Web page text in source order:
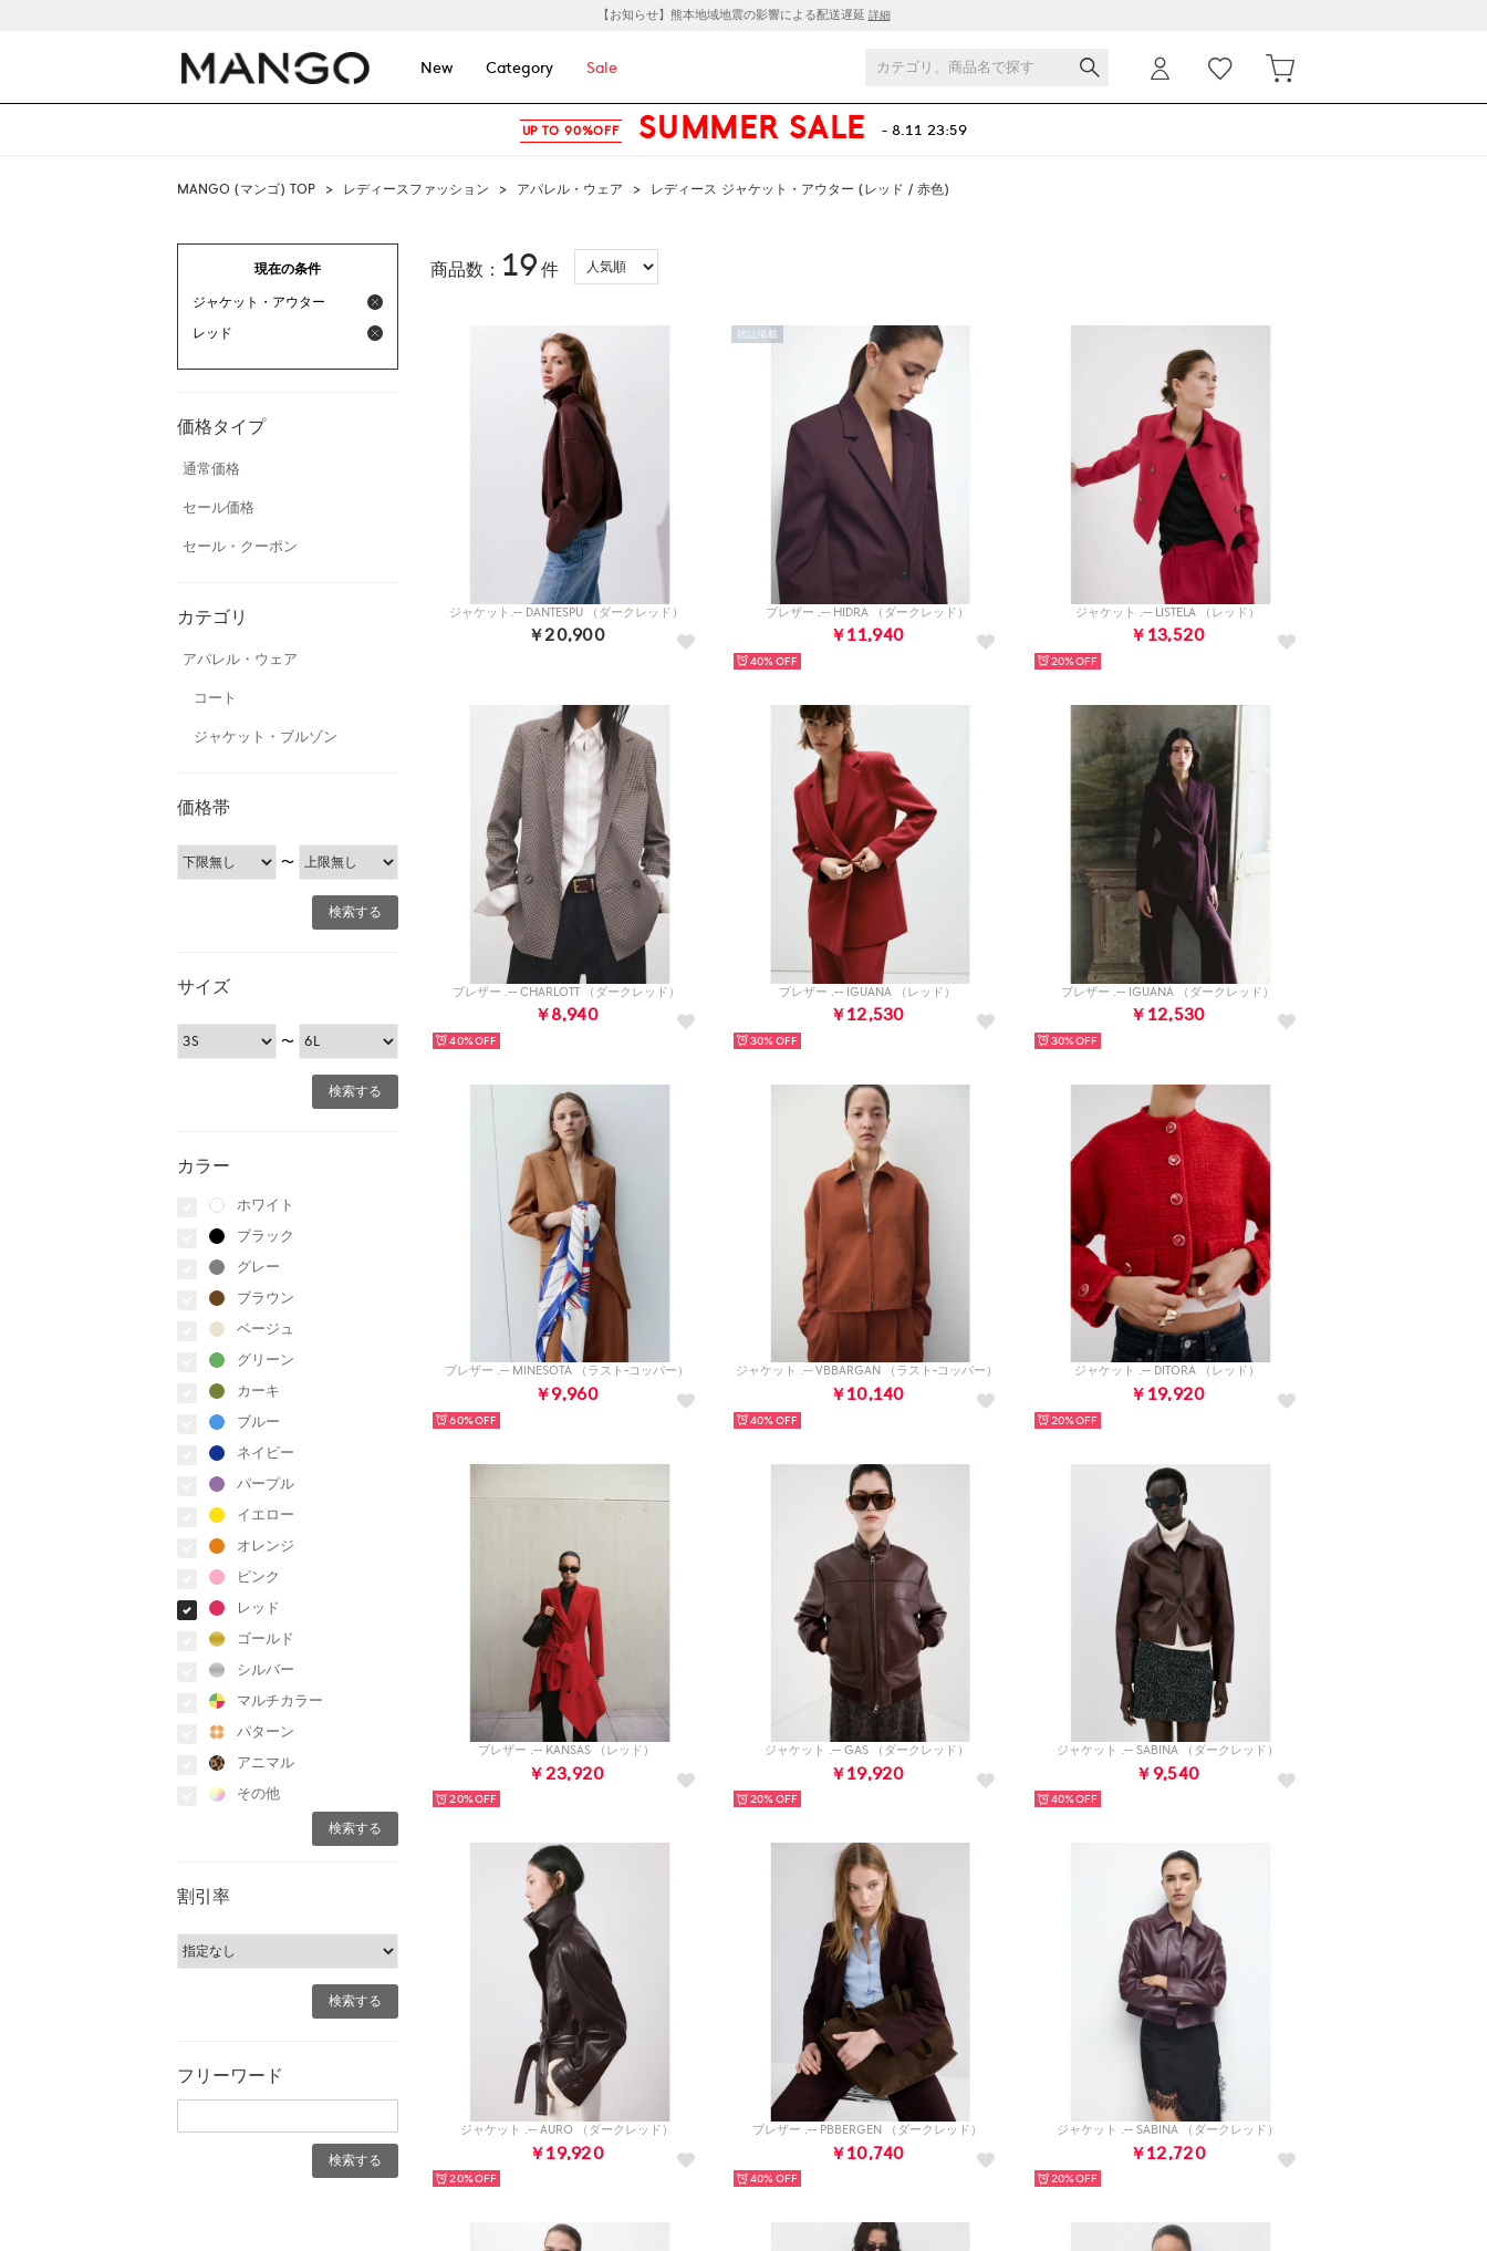
【お知らせ】熊本地域地震の影響による配送遅延 詳細
New Category Sale
UP TO 90%OFF SUMMER SALE - 8.11 23:59
MANGO (マンゴ) TOP > レディースファッション > アパレル・ウェア > レディース ジャケット・アウター (レッド / 赤色)
現在の条件
ジャケット・アウター
レッド
価格タイプ
通常価格
セール価格
セール・クーポン
カテゴリ
アパレル・ウェア
コート
ジャケット・ブルゾン
価格帯
〜
サイズ
〜
カラー
ホワイト
ブラック
グレー
ブラウン
ベージュ
グリーン
カーキ
ブルー
ネイビー
パープル
イエロー
オレンジ
ピンク
レッド
ゴールド
シルバー
マルチカラー
パターン
アニマル
その他
割引率
フリーワード
商品数： 19件
ジャケット.-- DANTESPU （ダークレッド）
￥20,900
ブレザー .-- HIDRA （ダークレッド）
￥11,940
雑誌掲載
40%
ジャケット .-- LISTELA （レッド）
￥13,520
20%
ブレザー .-- CHARLOTT （ダークレッド）
￥8,940
40%
ブレザー .-- IGUANA （レッド）
￥12,530
30%
ブレザー .-- IGUANA （ダークレッド）
￥12,530
30%
ブレザー .-- MINESOTA （ラスト-コッパー）
￥9,960
60%
ジャケット .-- VBBARGAN （ラスト-コッパー）
￥10,140
40%
ジャケット .-- DITORA （レッド）
￥19,920
20%
ブレザー .-- KANSAS （レッド）
￥23,920
20%
ジャケット .-- GAS （ダークレッド）
￥19,920
20%
ジャケット .-- SABINA （ダークレッド）
￥9,540
40%
ジャケット .-- AURO （ダークレッド）
￥19,920
20%
ブレザー .-- PBBERGEN （ダークレッド）
￥10,740
40%
ジャケット .-- SABINA （ダークレッド）
￥12,720
20%